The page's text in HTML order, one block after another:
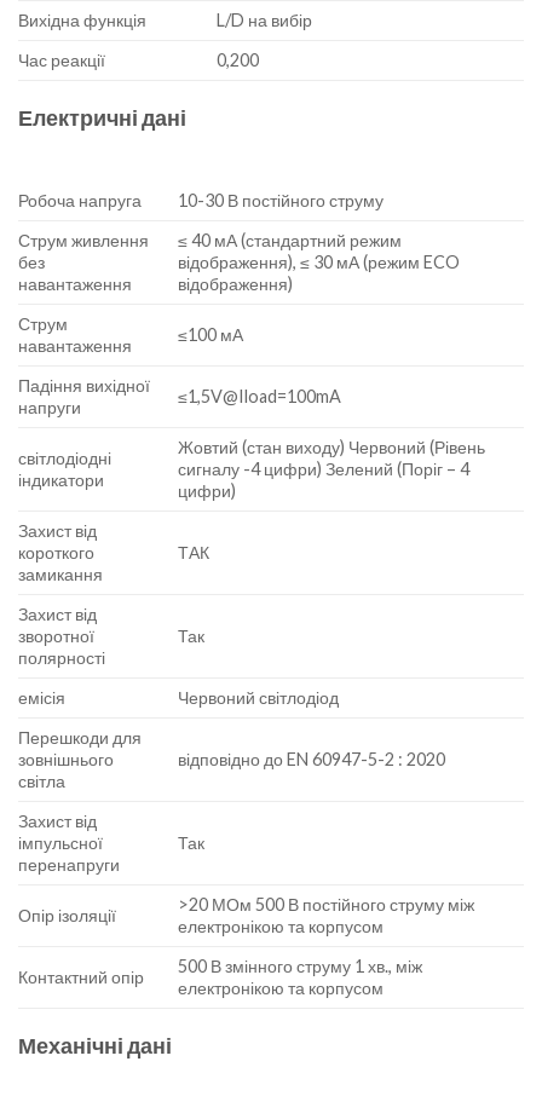
Вихідна функція
L/D на вибір
Час реакції
0,200
Електричні дані
Робоча напруга
10-30 В постійного струму
Струм живлення
без
навантаження
≤ 40 мА (стандартний режим
відображення), ≤ 30 мА (режим ECO
відображення)
Струм
навантаження
≤100 мА
Падіння вихідної
напруги
≤1,5V@Iload=100mA
світлодіодні
індикатори
Жовтий (стан виходу) Червоний (Рівень
сигналу -4 цифри) Зелений (Поріг – 4
цифри)
Захист від
короткого
замикання
ТАК
Захист від
зворотної
полярності
Так
емісія
Червоний світлодіод
Перешкоди для
зовнішнього
світла
відповідно до EN 60947-5-2 : 2020
Захист від
імпульсної
перенапруги
Так
Опір ізоляції
>20 МОм 500 В постійного струму між
електронікою та корпусом
Контактний опір
500 В змінного струму 1 хв., між
електронікою та корпусом
Механічні дані